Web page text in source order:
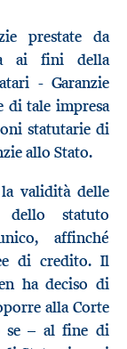
prestate da
ai fini della
- Garanzie
di tale impresa
statutarie di
allo Stato.
validità delle
dello statuto
affinché
di credito. Il
ha deciso di
alla Corte
se – al fine di